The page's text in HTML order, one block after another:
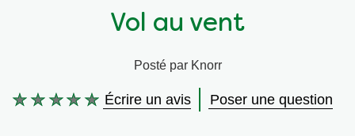
Aides culinaires
Wraps aux légumes
Vol au vent
Posté par Knorr
Aucune
Écrire un avis Poser une question